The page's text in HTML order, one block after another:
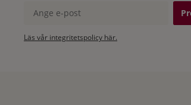
Ange e-post
Läs vår integritetspolicy här.